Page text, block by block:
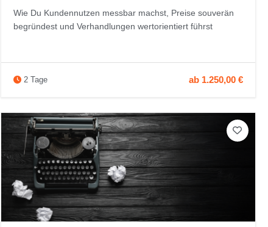
Wie Du Kundennutzen messbar machst, Preise souverän
begründest und Verhandlungen wertorientiert führst
2 Tage ab 1.250,00 €